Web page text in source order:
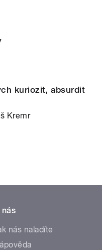
kuriozit, absurdit
Kremr
nás
nás naladíte